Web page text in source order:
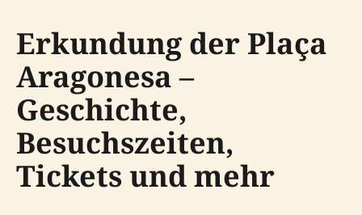
Erkundung der Plaça
Aragonesa –
Geschichte,
Besuchszeiten,
Tickets und mehr